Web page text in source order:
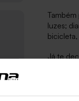
luzes;
Já te